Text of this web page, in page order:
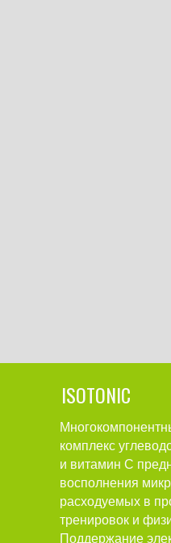
ISOTONIC
комплекс
и витамин С
восполнения
расходуемых в
тренировок и
Поддержание